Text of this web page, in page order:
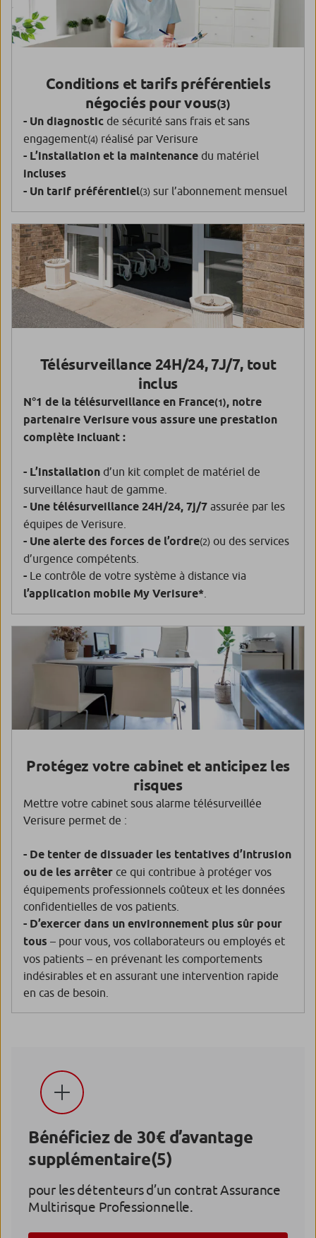
Conditions et tarifs préférentiels
négociés pour vous(3)
- Un diagnostic de sécurité sans frais et sans
engagement(4) réalisé par Verisure
- L’installation et la maintenance du matériel
incluses
- Un tarif préférentiel(3) sur l’abonnement mensuel
Télésurveillance 24H/24, 7J/7, tout
inclus
N°1 de la télésurveillance en France(1), notre
partenaire Verisure vous assure une prestation
complète incluant :
- L’installation d’un kit complet de matériel de
surveillance haut de gamme.
- Une télésurveillance 24H/24, 7j/7 assurée par les
équipes de Verisure.
- Une alerte des forces de l’ordre(2) ou des services
d’urgence compétents.
- Le contrôle de votre système à distance via
l’application mobile My Verisure*
Protégez votre cabinet et anticipez les
risques
Mettre votre cabinet sous alarme télésurveillée
Verisure permet de :
- De tenter de dissuader les tentatives d’intrusion
ou de les arrêter ce qui contribue à protéger vos
équipements professionnels coûteux et les données
confidentielles de vos patients.
- D’exercer dans un environnement plus sûr pour
tous – pour vous, vos collaborateurs ou employés et
vos patients – en prévenant les comportements
indésirables et en assurant une intervention rapide
en cas de besoin.
Bénéficiez de 30€ d’avantage
supplémentaire(5)
pour les détenteurs d’un contrat Assurance
Multirisque Professionnelle.